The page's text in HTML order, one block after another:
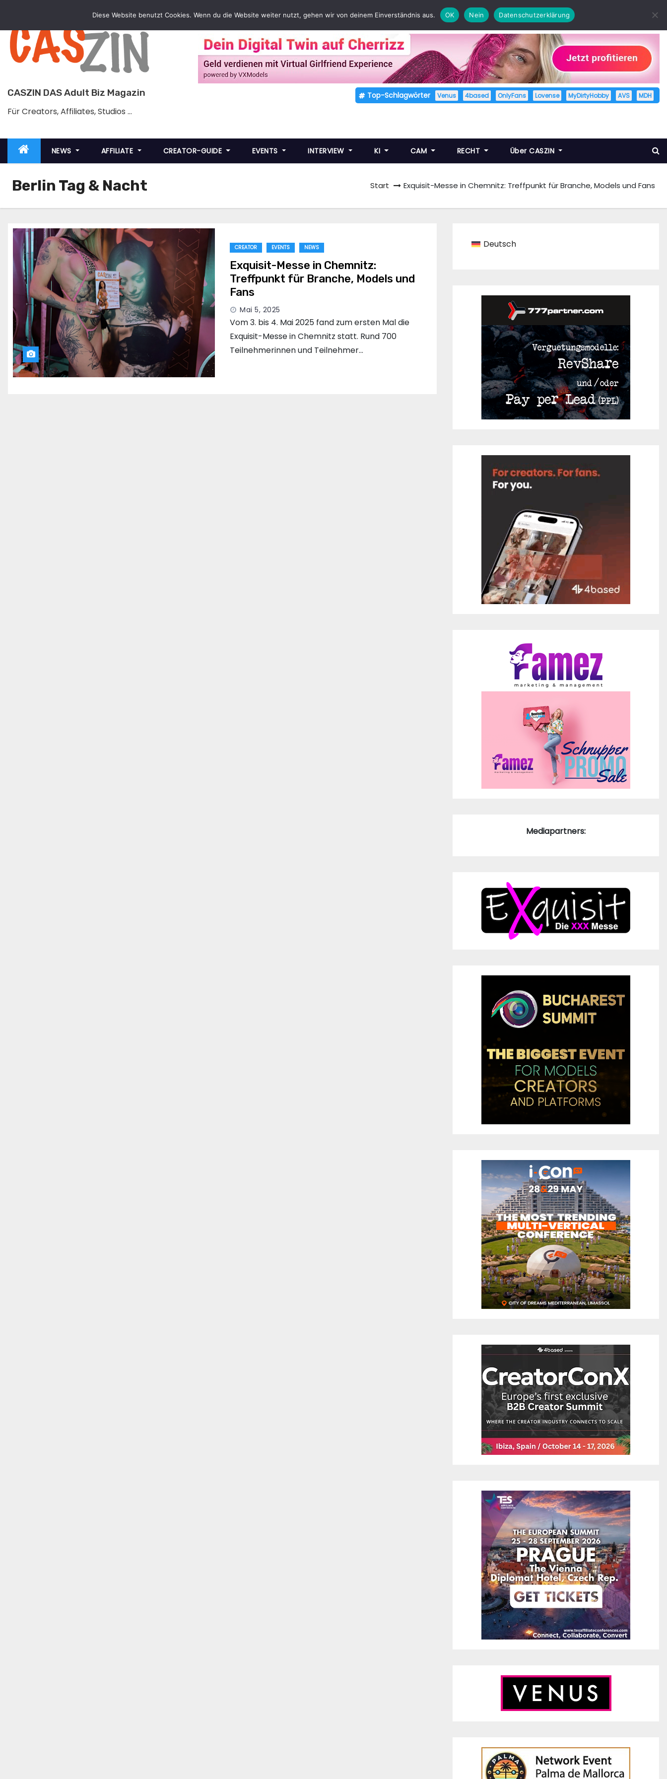
springen
CASZIN DAS Adult Biz Magazin
Für Creators, Affiliates, Studios …
Top-Schlagwörter Venus 4based OnlyFans Lovense MyDirtyHobby AVS MDH
NEWS AFFILIATE CREATOR-GUIDE EVENTS INTERVIEW KI CAM RECHT Über CASZIN
Berlin Tag & Nacht Start Exquisit-Messe in Chemnitz: Treffpunkt für Branche, Models und Fans
CREATOR EVENTS NEWS
Exquisit-Messe in Chemnitz:
Treffpunkt für Branche, Models und
Fans
Mai 5, 2025
Vom 3. bis 4. Mai 2025 fand zum ersten Mal die
Exquisit-Messe in Chemnitz statt. Rund 700
Teilnehmerinnen und Teilnehmer…
Deutsch
Mediapartners:
Diese Website benutzt Cookies. Wenn du die Website weiter nutzt, gehen wir von deinem Einverständnis aus. OK Nein Datenschutzerklärung